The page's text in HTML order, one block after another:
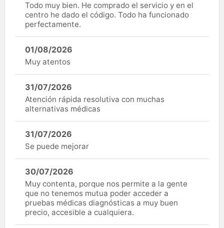
Todo muy bien. He comprado el servicio y en el
centro he dado el código. Todo ha funcionado
perfectamente.
01/08/2026
Muy atentos
31/07/2026
Atención rápida resolutiva con muchas
alternativas médicas
31/07/2026
Se puede mejorar
30/07/2026
Muy contenta, porque nos permite a la gente
que no tenemos mutua poder acceder a
pruebas médicas diagnósticas a muy buen
precio, accesible a cualquiera.